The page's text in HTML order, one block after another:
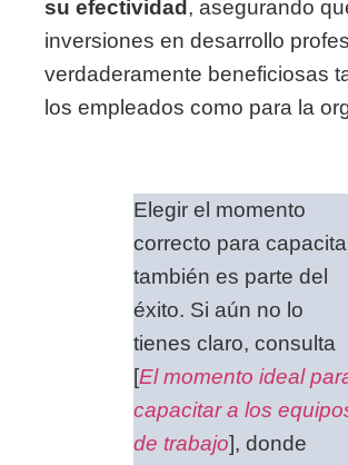
su efectividad , asegurando
inversiones en desarrollo
verdaderamente beneficiosas
los empleados como para la
Elegir el momento
correcto para
también es parte del
éxito. Si aún no lo
tienes claro, consulta
[El momento ideal
capacitar a los
de trabajo], donde